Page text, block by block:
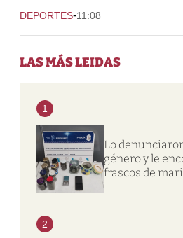
DEPORTES-11:08
LAS MÁS LEIDAS
1
Lo
género y le
frascos de
2